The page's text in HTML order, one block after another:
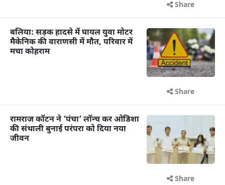
Share
बलिया: सड़क हादसे में घायल युवा मोटर
मैकेनिक की वाराणसी में मौत, परिवार में
मचा कोहराम
Share
रामराज कॉटन ने ‘पंचा’ लॉन्च कर ओडिशा
की संथाली बुनाई परंपरा को दिया नया
जीवन
Share